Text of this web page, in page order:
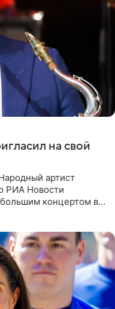
на свой
артист
РИА Новости
концертом в